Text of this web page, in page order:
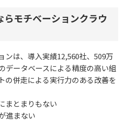
らモチベーションクラウ
ンは、導入実績12,560社、509万
データベースによる精度の高い組
の併走による実行力のある改善を
まとまりもない
進まない